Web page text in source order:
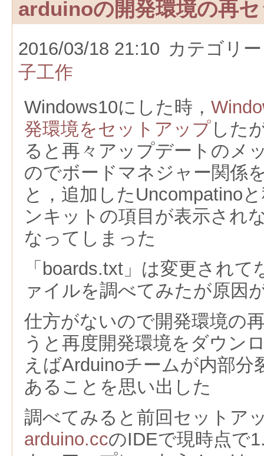
arduinoの開発環境の再
2016/03/18 21:10 カテゴリ
子工作
Windows10にした時，
発環境をセットアップした
ると再々アップデートのメ
のでボードマネジャー関係
と，追加したUncompatino
ンキットの項目が表示され
なってしまった
「boards.txt」は変更され
ァイルを調べてみたが原因
仕方がないので開発環境の
うと再度開発環境をダウン
えばArduinoチームが内部分
あることを思い出した
調べてみると前回セットア
arduino.ccのIDEで現時点で